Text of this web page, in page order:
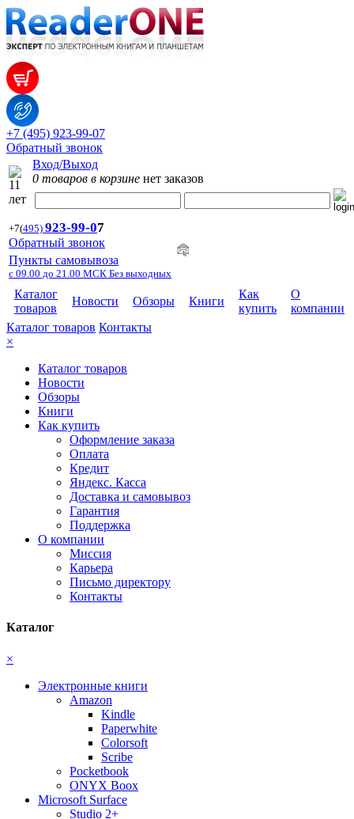
+7 (495) 923-99-07
Обратный звонок
Вход/Выход
0 товаров в корзине нет заказов
+7(495) 923-99-07
Обратный звонок
Пункты самовывоза
с 09.00 до 21.00 МСК Без выходных
Каталог
товаров
Новости Обзоры Книги
Как
купить
О
компании
Каталог товаров Контакты
×
Каталог товаров
Новости
Обзоры
Книги
Как купить
Оформление заказа
Оплата
Кредит
Яндекс. Касса
Доставка и самовывоз
Гарантия
Поддержка
О компании
Миссия
Карьера
Письмо директору
Контакты
Каталог
×
Электронные книги
Amazon
Kindle
Paperwhite
Colorsoft
Scribe
Pocketbook
ONYX Boox
Microsoft Surface
Studio 2+